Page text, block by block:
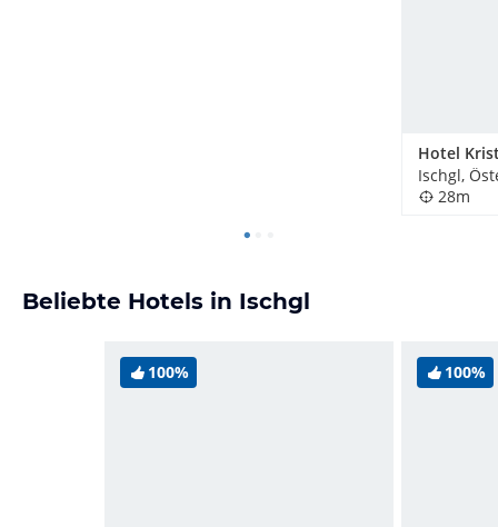
Hotel
Ischgl,
28m
Beliebte Hotels in Ischgl
100% 100%